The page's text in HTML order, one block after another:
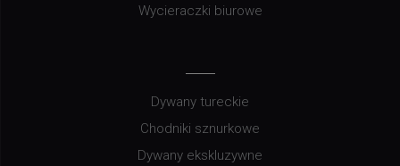
Wycieraczki biurowe
Dywany tureckie
Chodniki sznurkowe
Dywany ekskluzywne